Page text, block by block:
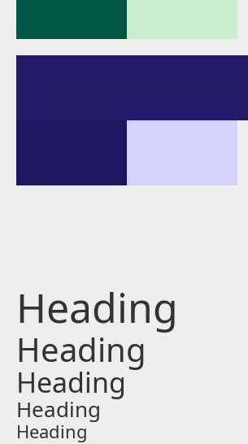
Heading
Heading
Heading
Heading
Heading